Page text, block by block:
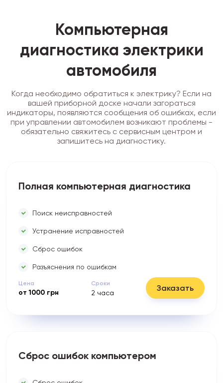
Компьютерная
диагностика электрики
автомобиля
Когда необходимо обратиться к электрику? Если на
вашей приборной доске начали загораться
индикаторы, появляются сообщения об ошибках, если
при управлении автомобилем возникают проблемы -
обязательно свяжитесь с сервисным центром и
запишитесь на диагностику.
Полная компьютерная диагностика
Поиск неисправностей
Устранение исправностей
Сброс ошибок
Разъяснения по ошибкам
Цена
от1000 грн
Сроки
2 часа Заказать
Сброс ошибок компьютером